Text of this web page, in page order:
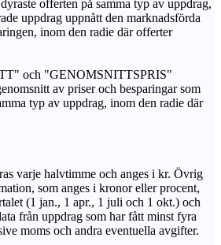
offerten på samma typ av uppdrag,
uppdrag uppnått den marknadsförda
inom den radie där offerter
och "GENOMSNITTSPRIS"
av priser och besparingar som
typ av uppdrag, inom den radie där
varje halvtimme och anges i kr. Övrig
som anges i kronor eller procent,
(1 jan., 1 apr., 1 juli och 1 okt.) och
från uppdrag som har fått minst fyra
moms och andra eventuella avgifter.